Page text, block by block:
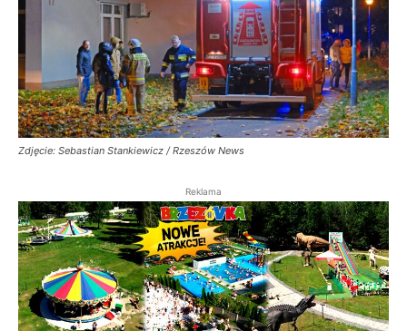
Zdjęcie: Sebastian Stankiewicz / Rzeszów News
Reklama